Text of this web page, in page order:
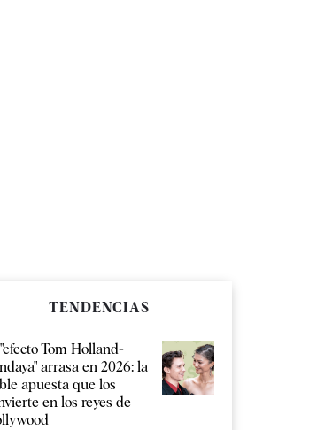
TENDENCIAS
Tom Holland-
arrasa en 2026: la
apuesta que los
en los reyes de